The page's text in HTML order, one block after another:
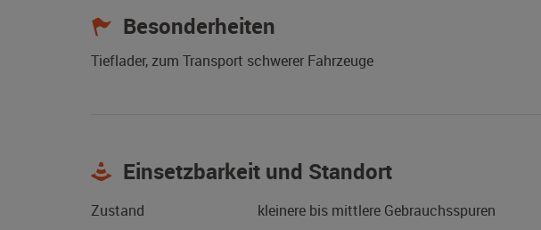
Besonderheiten
Tieflader, zum Transport schwerer Fahrzeuge
Einsetzbarkeit und Standort
Zustand
kleinere bis mittlere Gebrauchsspuren